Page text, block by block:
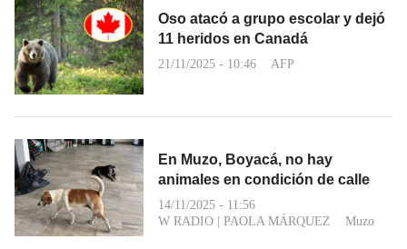
Oso atacó a grupo escolar y dejó
11 heridos en Canadá
21/11/2025 - 10:46 AFP
En Muzo, Boyacá, no hay
animales en condición de calle
14/11/2025 - 11:56
W RADIO
PAOLA MÁRQUEZ Muzo